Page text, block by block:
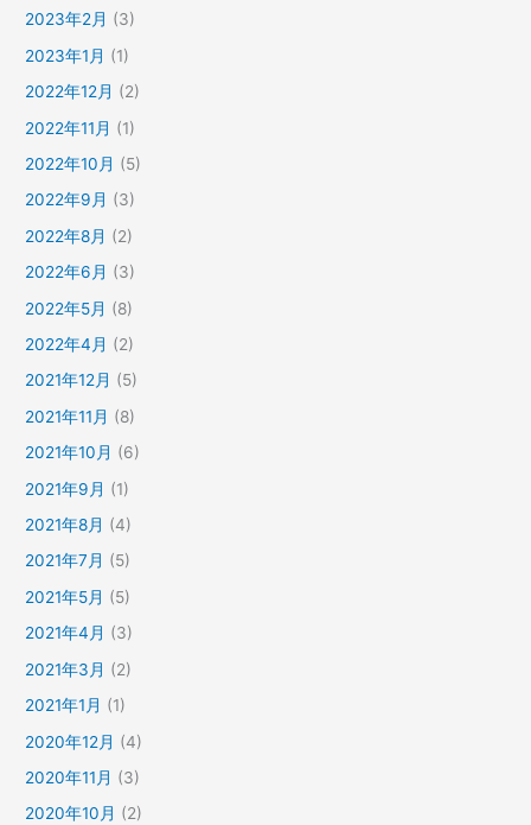
2023年2月 (3)
2023年1月 (1)
2022年12月 (2)
2022年11月 (1)
2022年10月 (5)
2022年9月 (3)
2022年8月 (2)
2022年6月 (3)
2022年5月 (8)
2022年4月 (2)
2021年12月 (5)
2021年11月 (8)
2021年10月 (6)
2021年9月 (1)
2021年8月 (4)
2021年7月 (5)
2021年5月 (5)
2021年4月 (3)
2021年3月 (2)
2021年1月 (1)
2020年12月 (4)
2020年11月 (3)
2020年10月 (2)